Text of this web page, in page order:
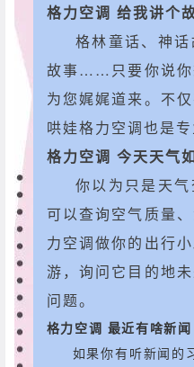
格力空调 给我讲个
格林童话、神话
故事……只要你说你
为您娓娓道来。不
哄娃格力空调也是专
格力空调 今天天气
你以为只是天气
可以查询空气质量
力空调做你的出行
游，询问它目的地
问题。
格力空调 最近有啥新闻
如果你有听新闻的